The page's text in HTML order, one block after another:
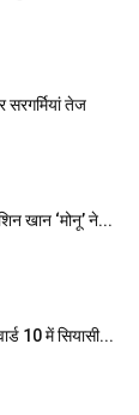
सरगर्मियां तेज
खान ‘मोनू’ ने...
10 में सियासी...